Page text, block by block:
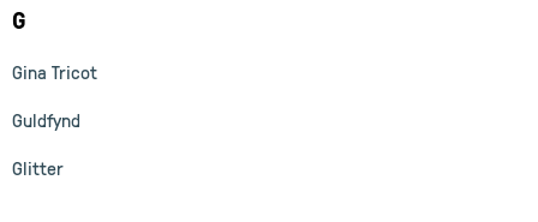
G
Gina Tricot
Guldfynd
Glitter